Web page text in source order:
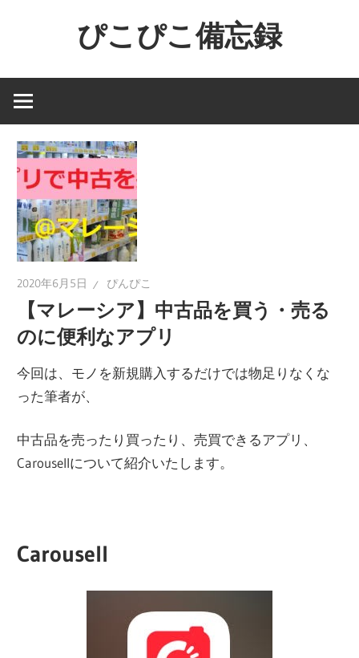
ン
へ
ぴこぴこ備忘録
2020年6月5日 ぴんぴこ
【マレーシア】中古品を買う・売る
のに便利なアプリ
今回は、モノを新規購入するだけでは物足りなくな
った筆者が、
中古品を売ったり買ったり、売買できるアプリ、
Carousellについて紹介いたします。
Carousell